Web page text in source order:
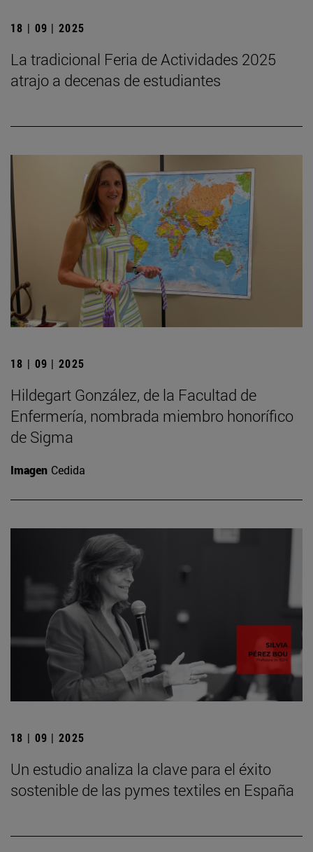
18 | 09 | 2025
La tradicional Feria de Actividades 2025
atrajo a decenas de estudiantes
18 | 09 | 2025
Hildegart González, de la Facultad de
Enfermería, nombrada miembro honorífico
de Sigma
Imagen Cedida
18 | 09 | 2025
Un estudio analiza la clave para el éxito
sostenible de las pymes textiles en España